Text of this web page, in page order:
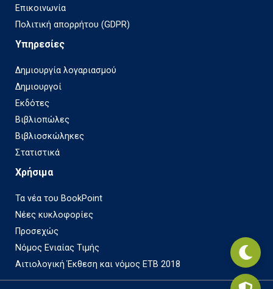
Επικοινωνία
Πολιτική απορρήτου (GDPR)
Υπηρεσίες
Δημιουργία λογαριασμού
Δημιουργοί
Εκδότες
Βιβλιοπώλες
Βιβλιοσκώληκες
Στατιστικά
Χρήσιμα
Τα νέα του BookPoint
Νέες κυκλοφορίες
Προσεχώς
Νόμος Ενιαίας Τιμής
Αιτιολογική Έκθεση και νόμος ΕΤΒ 2018